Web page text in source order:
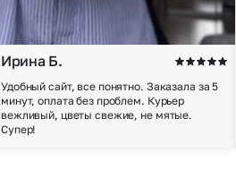
Ирина Б.
Удобный сайт, все понятно. Заказала за 5
минут, оплата без проблем. Курьер
вежливый, цветы свежие, не мятые.
Супер!